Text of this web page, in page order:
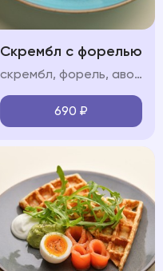
Скрембл с форелью
скрембл, форель, авокадо мусс, крем фреш, пармезан/тосты
690 ₽